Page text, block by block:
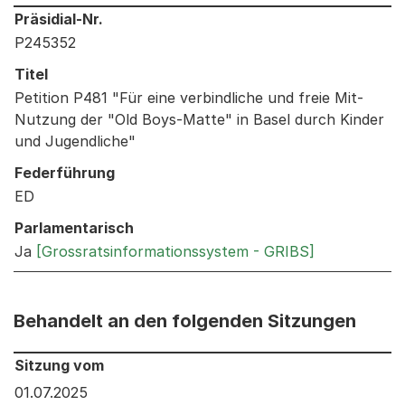
Informationen zum Ausgewählten Geschäft
Präsidial-Nr.
P245352
Titel
Petition P481 "Für eine verbindliche und freie Mit-
Nutzung der "Old Boys-Matte" in Basel durch Kinder
und Jugendliche"
Federführung
ED
Parlamentarisch
Ja [Grossratsinformationssystem - GRIBS]
Behandelt an den folgenden Sitzungen
Behandelt an den folgenden Sitzungen: Informationen
Sitzung vom
01.07.2025